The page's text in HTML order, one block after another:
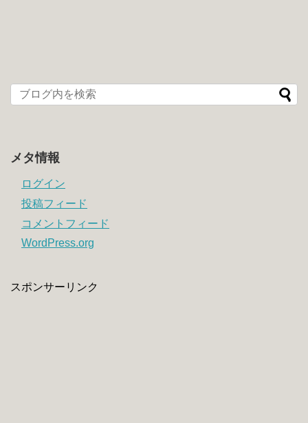
メタ情報
ログイン
投稿フィード
コメントフィード
WordPress.org
スポンサーリンク